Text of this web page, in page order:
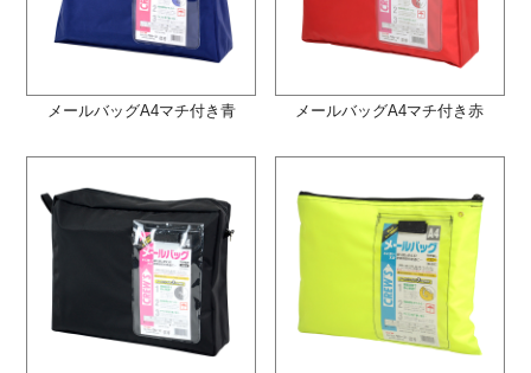
メールバッグA4マチ付き青 メールバッグA4マチ付き赤